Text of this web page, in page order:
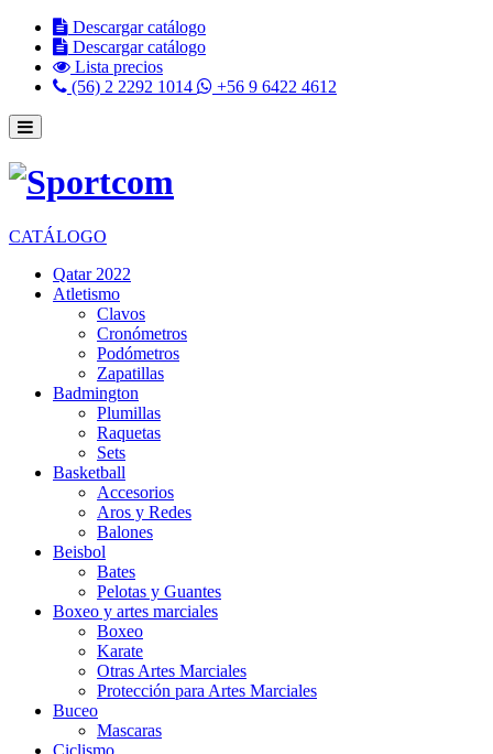
Descargar catálogo
Descargar catálogo
Lista precios
(56) 2 2292 1014
+56 9 6422 4612
CATÁLOGO
Qatar 2022
Atletismo
Clavos
Cronómetros
Podómetros
Zapatillas
Badmington
Plumillas
Raquetas
Sets
Basketball
Accesorios
Aros y Redes
Balones
Beisbol
Bates
Pelotas y Guantes
Boxeo y artes marciales
Boxeo
Karate
Otras Artes Marciales
Protección para Artes Marciales
Buceo
Mascaras
Ciclismo